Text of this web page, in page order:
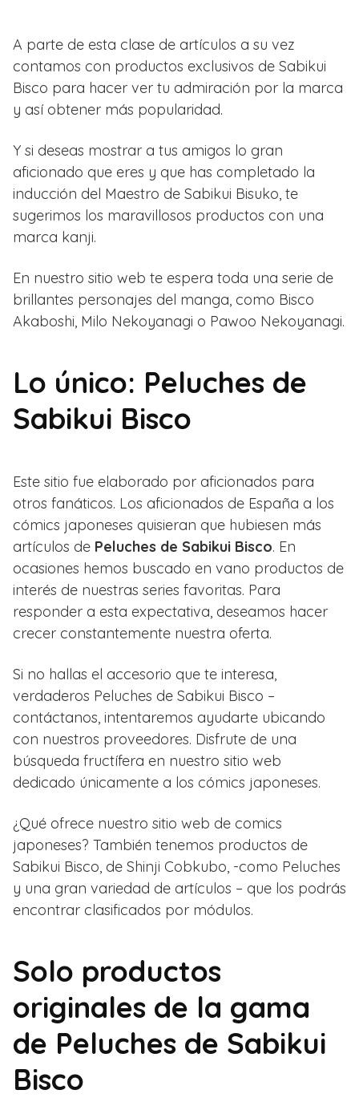
A parte de esta clase de artículos a su vez
contamos con productos exclusivos de Sabikui
Bisco para hacer ver tu admiración por la marca
y así obtener más popularidad.
Y si deseas mostrar a tus amigos lo gran
aficionado que eres y que has completado la
inducción del Maestro de Sabikui Bisuko, te
sugerimos los maravillosos productos con una
marca kanji.
En nuestro sitio web te espera toda una serie de
brillantes personajes del manga, como Bisco
Akaboshi, Milo Nekoyanagi o Pawoo Nekoyanagi.
Lo único: Peluches de
Sabikui Bisco
Este sitio fue elaborado por aficionados para
otros fanáticos. Los aficionados de España a los
cómics japoneses quisieran que hubiesen más
artículos de Peluches de Sabikui Bisco. En
ocasiones hemos buscado en vano productos de
interés de nuestras series favoritas. Para
responder a esta expectativa, deseamos hacer
crecer constantemente nuestra oferta.
Si no hallas el accesorio que te interesa,
verdaderos Peluches de Sabikui Bisco –
contáctanos, intentaremos ayudarte ubicando
con nuestros proveedores. Disfrute de una
búsqueda fructífera en nuestro sitio web
dedicado únicamente a los cómics japoneses.
¿Qué ofrece nuestro sitio web de comics
japoneses? También tenemos productos de
Sabikui Bisco, de Shinji Cobkubo, -como Peluches
y una gran variedad de artículos – que los podrás
encontrar clasificados por módulos.
Solo productos
originales de la gama
de Peluches de Sabikui
Bisco